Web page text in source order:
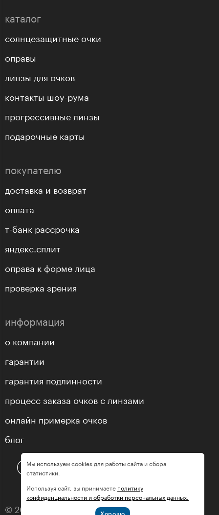
каталог
солнцезащитные очки
оправы
линзы для очков
контакты шоу-рума
прогрессивные линзы
подарочные карты
покупателю
доставка и возврат
оплата
т-банк рассрочка
яндекс.сплит
оправа к форме лица
проверка зрения
информация
о компании
гарантии
гарантия подлинности
процесс заказа очков с линзами
онлайн примерка очков
блог
© 2013—2026 оптика «МастерГлассес»
Мы используем cookies для работы сайта и сбора
статистики.
Используя сайт, вы принимаете политику
конфиденциальности и обработки персональных данных.
Хорошо